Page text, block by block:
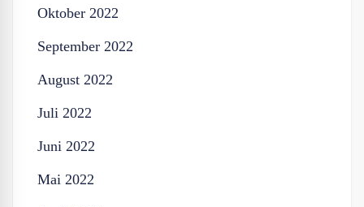
Oktober 2022
September 2022
August 2022
Juli 2022
Juni 2022
Mai 2022